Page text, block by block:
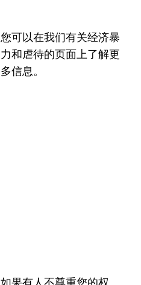
您可以在我们有关经济暴
力和虐待[1]的页面上了解更
多信息。